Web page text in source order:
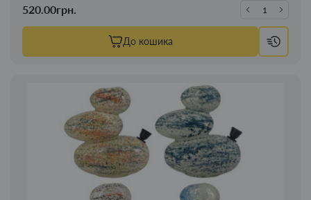
520.00грн.
До кошика